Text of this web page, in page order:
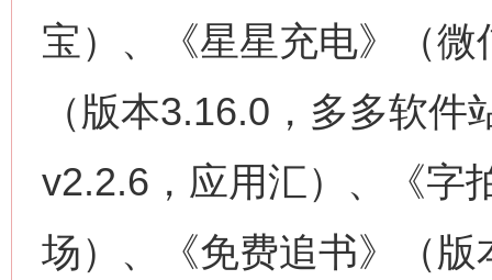
宝）、《星星充电》（
（版本3.16.0，多多软
v2.2.6，应用汇）、《字
场）、《免费追书》（